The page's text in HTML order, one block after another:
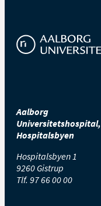
Aalborg
Universitetshospital,
Hospitalsbyen
Hospitalsbyen 1
9260 Gistrup
Tlf. 97 66 00 00